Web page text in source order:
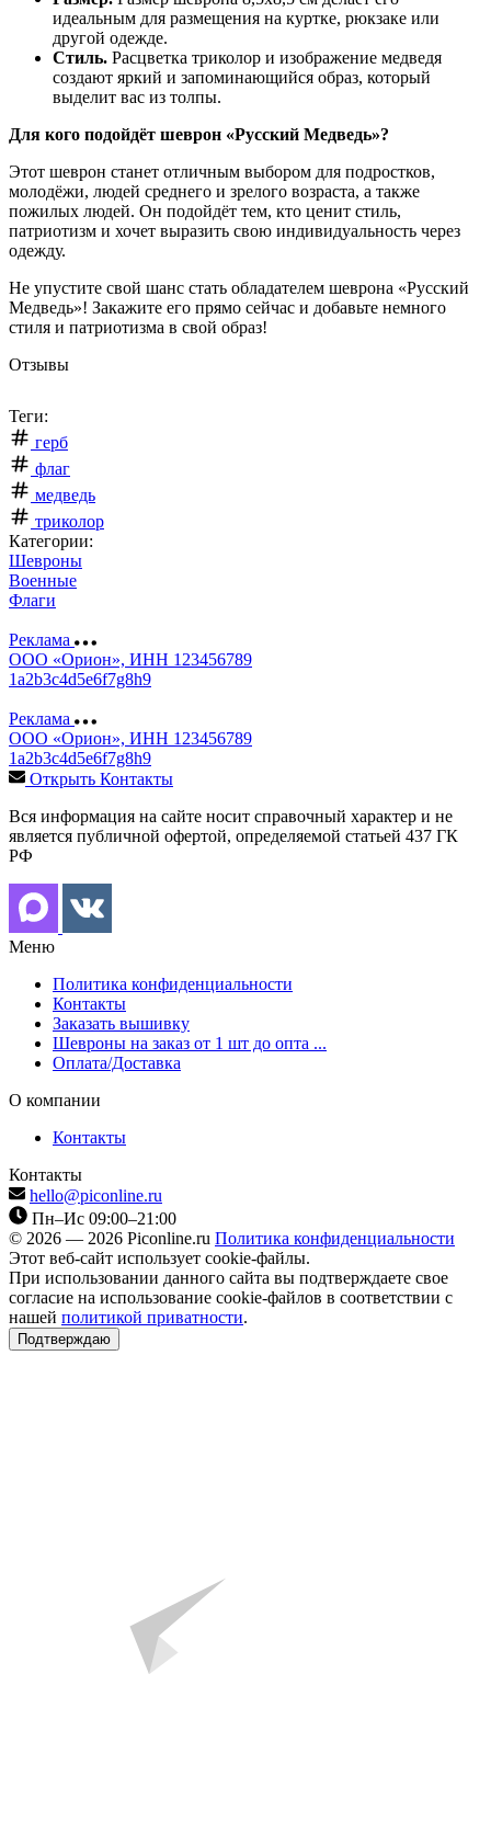
идеальным для размещения на куртке, рюкзаке или
другой одежде.
Стиль. Расцветка триколор и изображение медведя
создают яркий и запоминающийся образ, который
выделит вас из толпы.
Для кого подойдёт шеврон «Русский Медведь»?
Этот шеврон станет отличным выбором для подростков,
молодёжи, людей среднего и зрелого возраста, а также
пожилых людей. Он подойдёт тем, кто ценит стиль,
патриотизм и хочет выразить свою индивидуальность через
одежду.
Не упустите свой шанс стать обладателем шеврона «Русский
Медведь»! Закажите его прямо сейчас и добавьте немного
стиля и патриотизма в свой образ!
Отзывы
Теги:
герб
флаг
медведь
триколор
Категории:
Шевроны
Военные
Флаги
Реклама
ООО «Орион», ИНН 123456789
1a2b3c4d5e6f7g8h9
Реклама
ООО «Орион», ИНН 123456789
1a2b3c4d5e6f7g8h9
Открыть Контакты
Вся информация на сайте носит справочный характер и не
является публичной офертой, определяемой статьей 437 ГК
РФ
Меню
Политика конфиденциальности
Контакты
Заказать вышивку
Шевроны на заказ от 1 шт до опта ...
Оплата/Доставка
О компании
Контакты
Контакты
hello@piconline.ru
Пн–Ис 09:00–21:00
© 2026 — 2026 Piconline.ru Политика конфиденциальности
Этот веб-сайт использует cookie-файлы.
При использовании данного сайта вы подтверждаете свое
согласие на использование cookie-файлов в соответствии с
нашей политикой приватности.
Подтверждаю